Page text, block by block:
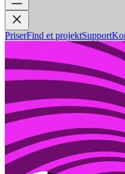
PriserFind et projektSupport